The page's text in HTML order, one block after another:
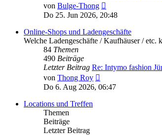
von Bulge-Thong
Beitrag
Do 25. Jun 2026, 20:48
Online-Shops und Ladengeschäfte
Welche Ladengeschäfte / Kaufhäuser /
84 Themen
490 Beiträge
Letzter Beitrag Re: Intymo fashion
von Thong Roy
Beitrag
Do 6. Aug 2026, 06:47
Locations und Treffen
Themen
Beiträge
Letzter Beitrag